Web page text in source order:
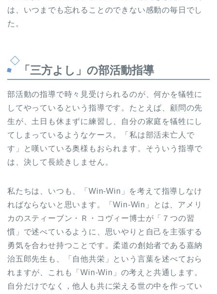
は、いつまでも忘れることのできない感動の毎日でし
た。
「三方よし」の部活動指導
部活動の指導で時々見受けられるのが、何かを犠牲に
してやっているという指導です。たとえば、顧問の先
生が、土日も休まずに練習し、自分の家庭を犠牲にし
てしまっているようなケース。「私は部活未亡人で
す」と嘆いている奥様もおられます。そういう指導で
は、決して長続きしません。
私たちは、いつも、「Win-Win」を考えて指導しなけ
ればならないと思います。「Win-Win」とは、アメリ
カのスティーブン・Ｒ・コヴィー博士が「７つの習
慣」で述べているように、思いやりと自己を主張する
勇気を合わせ持つことです。柔道の創始者である嘉納
治五郎先生も、「自他共栄」という言葉を述べておら
れますが、これも「Win-Win」の考えと共通します。
自分だけでなく，他人も共に栄える世の中を作ってい